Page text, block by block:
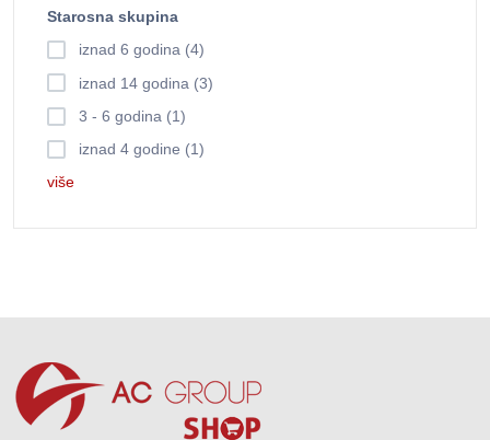
Starosna skupina
iznad 6 godina (4)
iznad 14 godina (3)
3 - 6 godina (1)
iznad 4 godine (1)
više